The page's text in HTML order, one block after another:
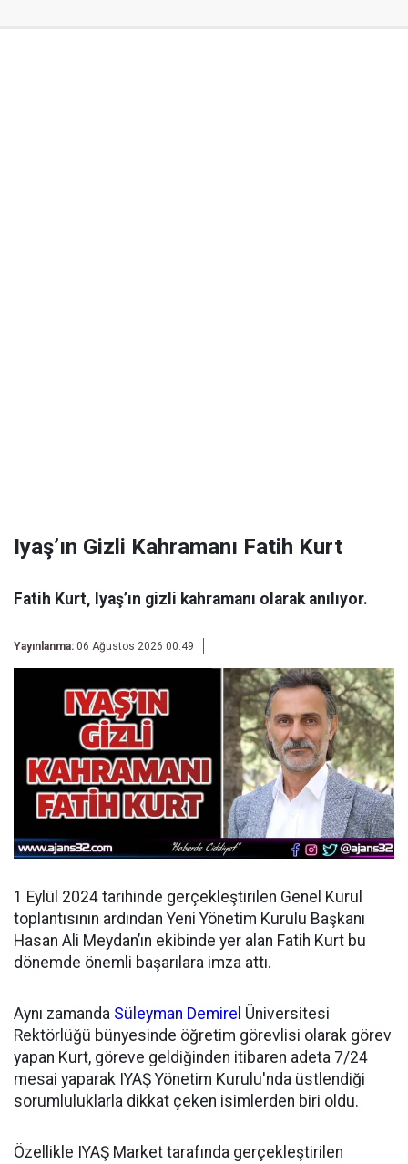
Iyaş’ın Gizli Kahramanı Fatih Kurt
Fatih Kurt, Iyaş’ın gizli kahramanı olarak anılıyor.
Yayınlanma: 06 Ağustos 2026 00:49
1 Eylül 2024 tarihinde gerçekleştirilen Genel Kurul
toplantısının ardından Yeni Yönetim Kurulu Başkanı
Hasan Ali Meydan’ın ekibinde yer alan Fatih Kurt bu
dönemde önemli başarılara imza attı.
Aynı zamanda Süleyman Demirel Üniversitesi
Rektörlüğü bünyesinde öğretim görevlisi olarak görev
yapan Kurt, göreve geldiğinden itibaren adeta 7/24
mesai yaparak IYAŞ Yönetim Kurulu'nda üstlendiği
sorumluluklarla dikkat çeken isimlerden biri oldu.
Özellikle IYAŞ Market tarafında gerçekleştirilen